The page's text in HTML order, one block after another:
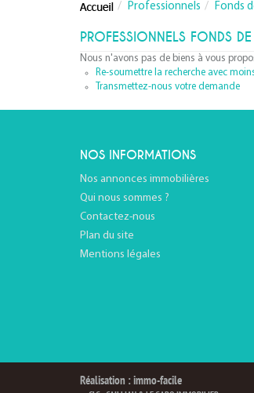
Professionnels Fonds
PROFESSIONNELS FONDS
Nous n'avons pas de biens à vous
Re-soumettre la recherche avec
Transmettez-nous votre demande
NOS INFORMATIONS
Nos annonces immobilières
Qui nous sommes ?
Contactez-nous
Plan du site
Mentions légales
Réalisation : immo-facile